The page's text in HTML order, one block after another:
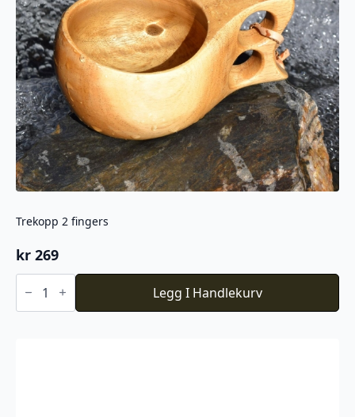
Trekopp 2 fingers
kr 269
Trekopp
antall
Legg I Handlekurv